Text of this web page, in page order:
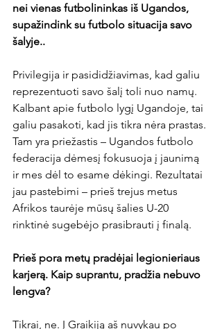
nei vienas futbolininkas iš Ugandos,
supažindink su futbolo situacija savo
šalyje..
Privilegija ir pasididžiavimas, kad galiu
reprezentuoti savo šalį toli nuo namų.
Kalbant apie futbolo lygį Ugandoje, tai
galiu pasakoti, kad jis tikra nėra prastas.
Tam yra priežastis – Ugandos futbolo
federacija dėmesį fokusuoja į jaunimą
ir mes dėl to esame dėkingi. Rezultatai
jau pastebimi – prieš trejus metus
Afrikos taurėje mūsų šalies U-20
rinktinė sugebėjo prasibrauti į finalą.
Prieš pora metų pradėjai legionieriaus
karjerą. Kaip suprantu, pradžia nebuvo
lengva?
Tikrai, ne. Į Graikiją aš nuvykau po